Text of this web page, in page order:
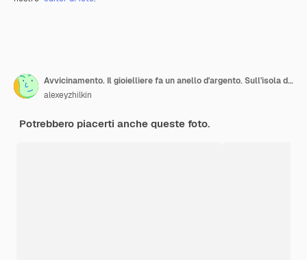
Avvicinamento. Il gioielliere fa un anello d'argento. Sull'isola di Bali. Indonesia
alexeyzhilkin
Potrebbero piacerti anche queste foto.